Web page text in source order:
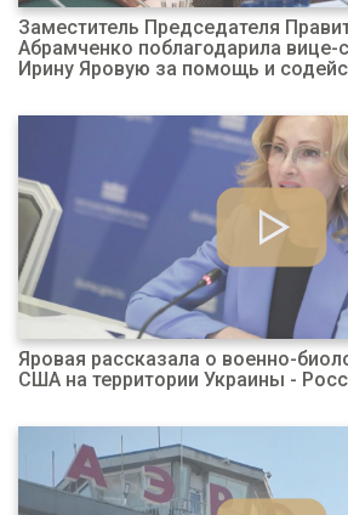
Заместитель Председателя
Абрамченко поблагодарила
Ирину Яровую за помощь и
Яровая рассказала о военно-
США на территории Украины -